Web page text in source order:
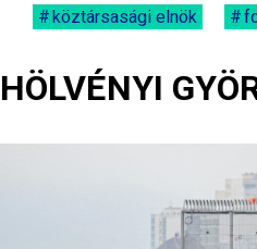
köztársasági elnök
HÖLVÉNYI